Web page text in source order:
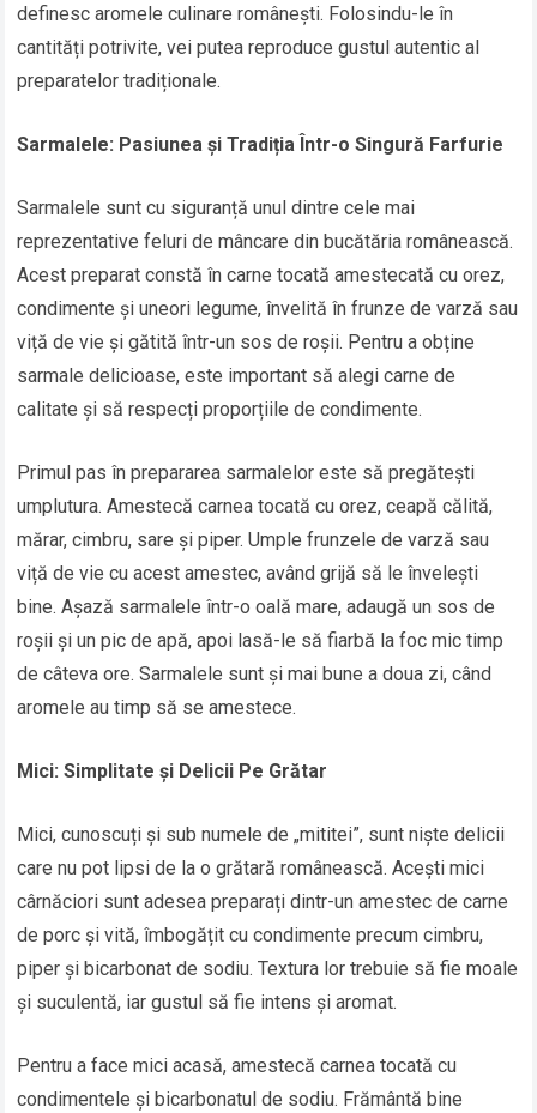
definesc aromele culinare românești. Folosindu-le în
cantități potrivite, vei putea reproduce gustul autentic al
preparatelor tradiționale.
Sarmalele: Pasiunea și Tradiția Într-o Singură Farfurie
Sarmalele sunt cu siguranță unul dintre cele mai
reprezentative feluri de mâncare din bucătăria românească.
Acest preparat constă în carne tocată amestecată cu orez,
condimente și uneori legume, învelită în frunze de varză sau
viță de vie și gătită într-un sos de roșii. Pentru a obține
sarmale delicioase, este important să alegi carne de
calitate și să respecți proporțiile de condimente.
Primul pas în prepararea sarmalelor este să pregătești
umplutura. Amestecă carnea tocată cu orez, ceapă călită,
mărar, cimbru, sare și piper. Umple frunzele de varză sau
viță de vie cu acest amestec, având grijă să le învelești
bine. Așază sarmalele într-o oală mare, adaugă un sos de
roșii și un pic de apă, apoi lasă-le să fiarbă la foc mic timp
de câteva ore. Sarmalele sunt și mai bune a doua zi, când
aromele au timp să se amestece.
Mici: Simplitate și Delicii Pe Grătar
Mici, cunoscuți și sub numele de „mititei”, sunt niște delicii
care nu pot lipsi de la o grătară românească. Acești mici
cârnăciori sunt adesea preparați dintr-un amestec de carne
de porc și vită, îmbogățit cu condimente precum cimbru,
piper și bicarbonat de sodiu. Textura lor trebuie să fie moale
și suculentă, iar gustul să fie intens și aromat.
Pentru a face mici acasă, amestecă carnea tocată cu
condimentele și bicarbonatul de sodiu. Frământă bine